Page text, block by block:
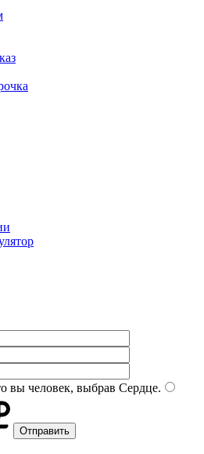
вы человек, выбрав Сердце.